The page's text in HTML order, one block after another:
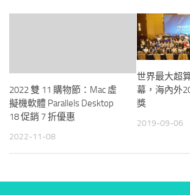
2022 雙 11 購物節：Mac 虛
擬機軟體 Parallels Desktop
18 促銷 7 折優惠
2022-11-08
世界最大超
幕，海內外
獎
2019-09-06